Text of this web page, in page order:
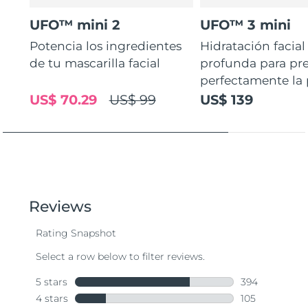
UFO™ mini 2
Potencia los ingredientes
de tu mascarilla facial
US$ 99
US$ 70.29
UFO™ 3 mini
Hidratación facial
profunda para
perfectamente la
US$ 139